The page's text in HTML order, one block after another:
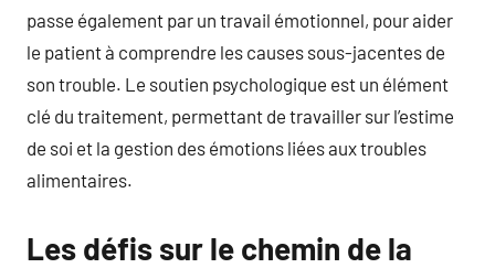
passe également par un travail émotionnel, pour aider
le patient à comprendre les causes sous-jacentes de
son trouble. Le soutien psychologique est un élément
clé du traitement, permettant de travailler sur l’estime
de soi et la gestion des émotions liées aux troubles
alimentaires.
Les défis sur le chemin de la